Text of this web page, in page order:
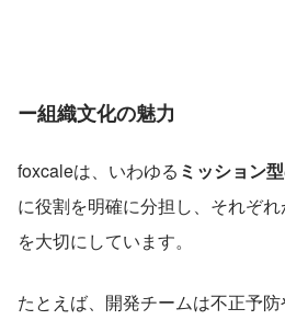
ー組織文化の魅力
foxcaleは、いわゆる ミッション
に役割を明確に分担し、それぞ
を大切にしています。
たとえば、開発チームは不正予